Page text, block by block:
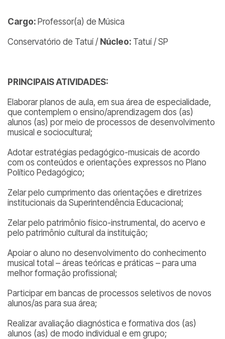
Cargo: Professor(a) de Música
Conservatório de Tatuí / Núcleo: Tatuí / SP
PRINCIPAIS ATIVIDADES:
Elaborar planos de aula, em sua área de especialidade,
que contemplem o ensino/aprendizagem dos (as)
alunos (as) por meio de processos de desenvolvimento
musical e sociocultural;
Adotar estratégias pedagógico-musicais de acordo
com os conteúdos e orientações expressos no Plano
Político Pedagógico;
Zelar pelo cumprimento das orientações e diretrizes
institucionais da Superintendência Educacional;
Zelar pelo patrimônio físico-instrumental, do acervo e
pelo patrimônio cultural da instituição;
Apoiar o aluno no desenvolvimento do conhecimento
musical total – áreas teóricas e práticas – para uma
melhor formação profissional;
Participar em bancas de processos seletivos de novos
alunos/as para sua área;
Realizar avaliação diagnóstica e formativa dos (as)
alunos (as) de modo individual e em grupo;